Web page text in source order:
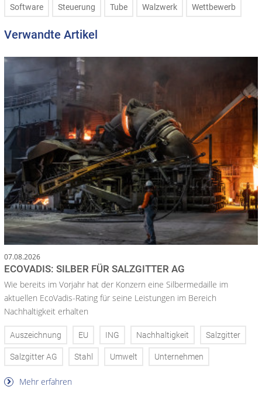
Software Steuerung Tube Walzwerk Wettbewerb
Verwandte Artikel
07.08.2026
ECOVADIS: SILBER FÜR SALZGITTER AG
Wie bereits im Vorjahr hat der Konzern eine Silbermedaille im
aktuellen EcoVadis-Rating für seine Leistungen im Bereich
Nachhaltigkeit erhalten
Auszeichnung EU ING Nachhaltigkeit Salzgitter
Salzgitter AG Stahl Umwelt Unternehmen
Mehr erfahren